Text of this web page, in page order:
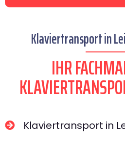
Klaviertransport in
IHR
Klaviertransport in